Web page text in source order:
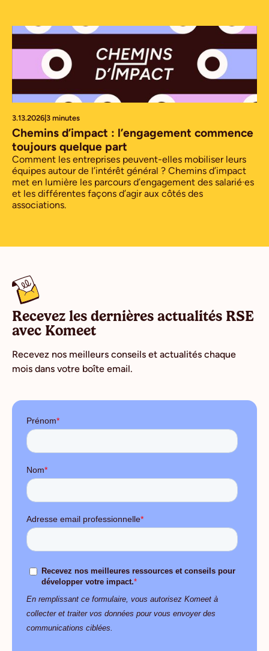
3.13.2026|3 minutes
Chemins d’impact : l’engagement commence
toujours quelque part
Comment les entreprises peuvent-elles mobiliser leurs
équipes autour de l’intérêt général ? Chemins d’impact
met en lumière les parcours d’engagement des salarié·es
et les différentes façons d’agir aux côtés des
associations.
Recevez les dernières actualités RSE
avec Komeet
Recevez nos meilleurs conseils et actualités chaque
mois dans votre boîte email.